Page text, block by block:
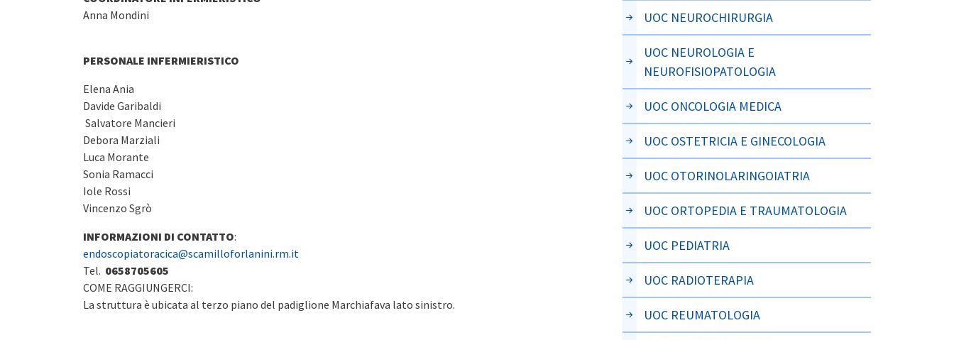
Anna Mondini
PERSONALE INFERMIERISTICO
Elena Ania
Davide Garibaldi
Salvatore Mancieri
Debora Marziali
Luca Morante
Sonia Ramacci
Iole Rossi
Vincenzo Sgrò
INFORMAZIONI DI CONTATTO:
endoscopiatoracica@scamilloforlanini.rm.it
Tel. 0658705605
COME RAGGIUNGERCI:
La struttura è ubicata al terzo piano del padiglione Marchiafava lato sinistro.
UOC NEUROCHIRURGIA
UOC NEUROLOGIA E
NEUROFISIOPATOLOGIA
UOC ONCOLOGIA MEDICA
UOC OSTETRICIA E GINECOLOGIA
UOC OTORINOLARINGOIATRIA
UOC ORTOPEDIA E TRAUMATOLOGIA
UOC PEDIATRIA
UOC RADIOTERAPIA
UOC REUMATOLOGIA